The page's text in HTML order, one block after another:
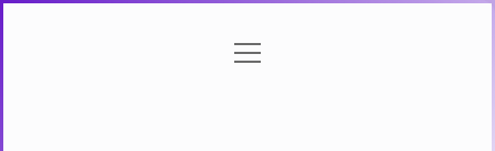
menüyü